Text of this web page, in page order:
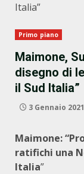
Italia”
Primo piano
Maimone,
disegno di
il Sud Italia”
3 Gennaio 2021
Maimone:
ratifichi una
Italia”